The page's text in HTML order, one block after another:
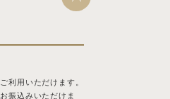
利用いただけます。
振込みいただけま